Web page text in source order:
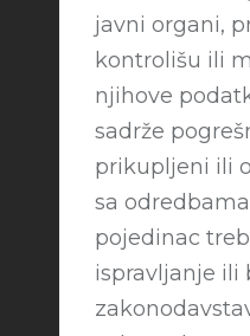
javni organi,
kontrolišu ili
njihove
sadrže
prikupljeni ili
sa
pojedinac
ispravljanje ili